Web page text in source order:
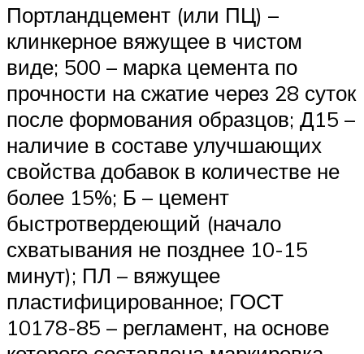
Портландцемент (или ПЦ) –
клинкерное вяжущее в чистом
виде; 500 – марка цемента по
прочности на сжатие через 28 суток
после формования образцов; Д15 –
наличие в составе улучшающих
свойства добавок в количестве не
более 15%; Б – цемент
быстротвердеющий (начало
схватывания не позднее 10-15
минут); ПЛ – вяжущее
пластифицированное; ГОСТ
10178-85 – регламент, на основе